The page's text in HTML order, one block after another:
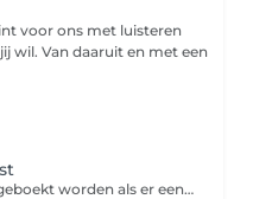
voor ons met luisteren
een
Opgelet! Deze dienst kan enkel ingeboekt worden als er een kleuring op volgt, niet vergeten je brushing als afwerking mee in de afspraak te zetten.